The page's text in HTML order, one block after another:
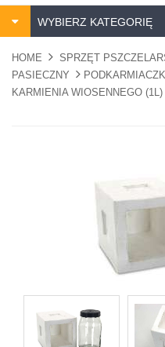
WYBIERZ KATEGORIĘ
HOME SPRZĘT
PASIECZNY
PODKARMIACZKI
KARMIENIA WIOSENNEGO (1L)